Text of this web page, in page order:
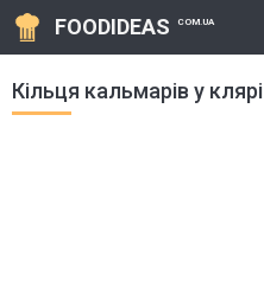
FOODIDEAS COM.UA
Кільця кальмарів у клярі